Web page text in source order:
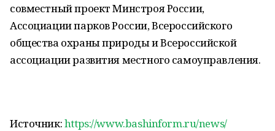
совместный проект Минстроя России,
Ассоциации парков России, Всероссийского
общества охраны природы и Всероссийской
ассоциации развития местного самоуправления.
Источник:https://www.bashinform.ru/news/